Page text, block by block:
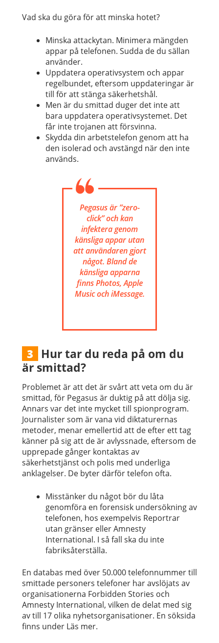
Vad ska du göra för att minska hotet?
Minska attackytan. Minimera mängden
appar på telefonen. Sudda de du sällan
använder.
Uppdatera operativsystem och appar
regelbundet, eftersom uppdateringar är
till för att stänga säkerhetshål.
Men är du smittad duger det inte att
bara uppdatera operativsystemet. Det
får inte trojanen att försvinna.
Skydda din arbetstelefon genom att ha
den isolerad och avstängd när den inte
används.
Pegasus är ”zero-
click” och kan
infektera genom
känsliga appar utan
att användaren gjort
något. Bland de
känsliga apparna
finns Photos, Apple
Music och iMessage.
3
Hur tar du reda på om du
är smittad?
Problemet är att det är svårt att veta om du är
smittad, för Pegasus är duktig på att dölja sig.
Annars var det inte mycket till spionprogram.
Journalister som är vana vid diktaturernas
metoder, menar emellertid att de efter ett tag
känner på sig att de är avlyssnade, eftersom de
upprepade gånger kontaktas av
säkerhetstjänst och polis med underliga
anklagelser. De byter därför telefon ofta.
Misstänker du något bör du låta
genomföra en forensisk undersökning av
telefonen, hos exempelvis Reportrar
utan gränser eller Amnesty
International. I så fall ska du inte
fabriksåterställa.
En databas med över 50.000 telefonnummer till
smittade personers telefoner har avslöjats av
organisationerna Forbidden Stories och
Amnesty International, vilken de delat med sig
av till 17 olika nyhetsorganisationer. En söksida
finns under Läs mer.